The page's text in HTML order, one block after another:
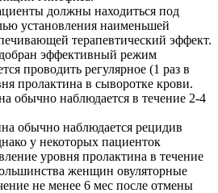
должны находиться под
установления наименьшей
терапевтический эффект.
эффективный режим
проводить регулярное (1 раз в
пролактина в сыворотке крови.
обычно наблюдается в течение 2-4
обычно наблюдается рецидив
у некоторых пациенток
уровня пролактина в течение
женщин овуляторные
не менее 6 мес после отмены